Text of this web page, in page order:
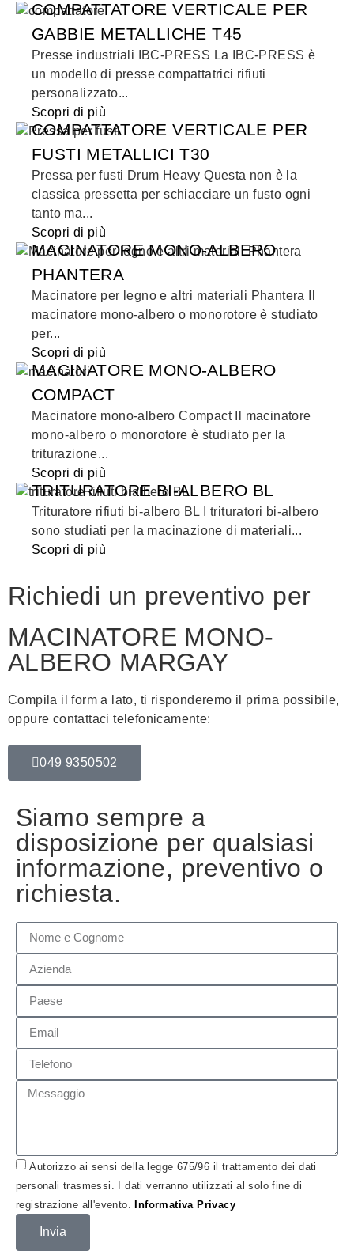
COMPATTATORE VERTICALE PER
GABBIE METALLICHE T45
Presse industriali IBC-PRESS La IBC-PRESS è
un modello di presse compattatrici rifiuti
personalizzato...
Scopri di più
COMPATTATORE VERTICALE PER
FUSTI METALLICI T30
Pressa per fusti Drum Heavy Questa non è la
classica pressetta per schiacciare un fusto ogni
tanto ma...
Scopri di più
MACINATORE MONO-ALBERO
PHANTERA
Macinatore per legno e altri materiali Phantera Il
macinatore mono-albero o monorotore è studiato
per...
Scopri di più
MACINATORE MONO-ALBERO
COMPACT
Macinatore mono-albero Compact Il macinatore
mono-albero o monorotore è studiato per la
triturazione...
Scopri di più
TRITURATORE BI-ALBERO BL
Trituratore rifiuti bi-albero BL I trituratori bi-albero
sono studiati per la macinazione di materiali...
Scopri di più
Richiedi un preventivo per
MACINATORE MONO-
ALBERO MARGAY
Compila il form a lato, ti risponderemo il prima possibile,
oppure contattaci telefonicamente:
049 9350502
Siamo sempre a
disposizione per qualsiasi
informazione, preventivo o
richiesta.
Autorizzo ai sensi della legge 675/96 il trattamento dei dati
personali trasmessi. I dati verranno utilizzati al solo fine di
registrazione all'evento.Informativa Privacy
Invia